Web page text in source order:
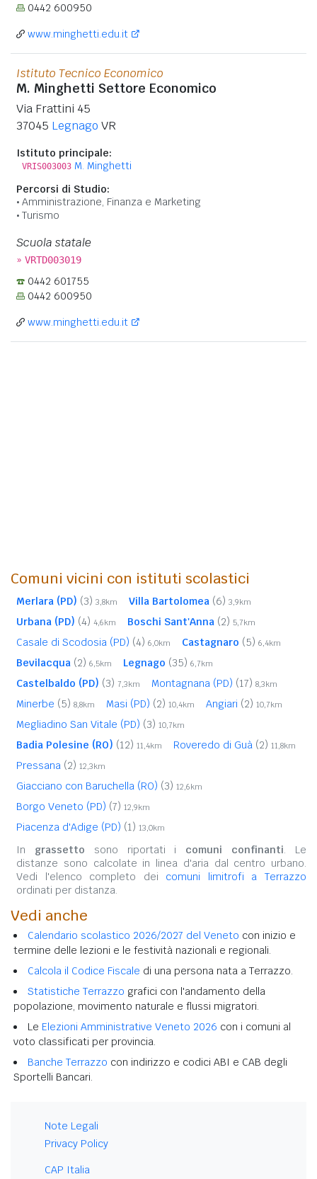
0442 600950
www.minghetti.edu.it
Istituto Tecnico Economico
M. Minghetti Settore Economico
Via Frattini 45
37045 Legnago VR
Istituto principale:
VRIS003003 M. Minghetti
Percorsi di Studio:
Amministrazione, Finanza e Marketing
Turismo
Scuola statale
» VRTD003019
0442 601755
0442 600950
www.minghetti.edu.it
Comuni vicini con istituti scolastici
Merlara (PD) (3) 3,8km Villa Bartolomea (6) 3,9km
Urbana (PD) (4) 4,6km Boschi Sant'Anna (2) 5,7km
Casale di Scodosia (PD) (4) 6,0km Castagnaro (5) 6,4km
Bevilacqua (2) 6,5km Legnago (35) 6,7km
Castelbaldo (PD) (3) 7,3km Montagnana (PD) (17) 8,3km
Minerbe (5) 8,8km Masi (PD) (2) 10,4km Angiari (2) 10,7km
Megliadino San Vitale (PD) (3) 10,7km
Badia Polesine (RO) (12) 11,4km Roveredo di Guà (2) 11,8km
Pressana (2) 12,3km
Giacciano con Baruchella (RO) (3) 12,6km
Borgo Veneto (PD) (7) 12,9km
Piacenza d'Adige (PD) (1) 13,0km
In grassetto sono riportati i comuni confinanti. Le
distanze sono calcolate in linea d'aria dal centro urbano.
Vedi l'elenco completo dei comuni limitrofi a Terrazzo
ordinati per distanza.
Vedi anche
Calendario scolastico 2026/2027 del Veneto con inizio e
termine delle lezioni e le festività nazionali e regionali.
Calcola il Codice Fiscale di una persona nata a Terrazzo.
Statistiche Terrazzo grafici con l'andamento della
popolazione, movimento naturale e flussi migratori.
Le Elezioni Amministrative Veneto 2026 con i comuni al
voto classificati per provincia.
Banche Terrazzo con indirizzo e codici ABI e CAB degli
Sportelli Bancari.
Note Legali
Privacy Policy
CAP Italia